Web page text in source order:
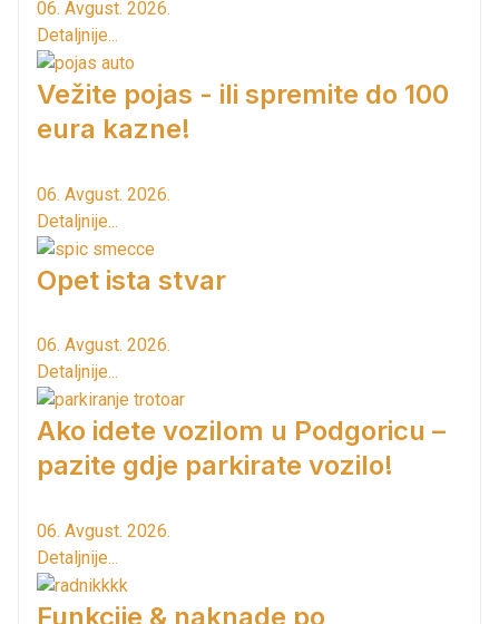
06. Avgust. 2026.
Detaljnije...
Vežite pojas - ili spremite do 100
eura kazne!
06. Avgust. 2026.
Detaljnije...
Opet ista stvar
06. Avgust. 2026.
Detaljnije...
Ako idete vozilom u Podgoricu –
pazite gdje parkirate vozilo!
06. Avgust. 2026.
Detaljnije...
Funkcije & naknade po